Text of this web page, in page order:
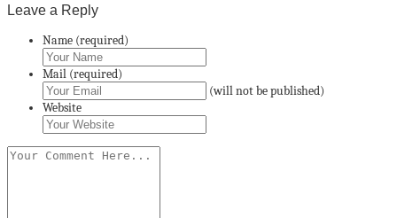
Leave a Reply
Name (required)
Mail (required)
(will not be published)
Website